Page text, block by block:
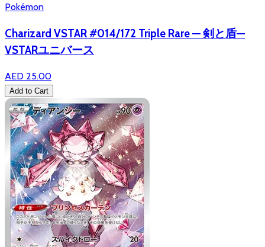
Pokémon
Charizard VSTAR #014/172 Triple Rare — 剣と盾—
VSTARユニバース
AED 25.00
Add to Cart